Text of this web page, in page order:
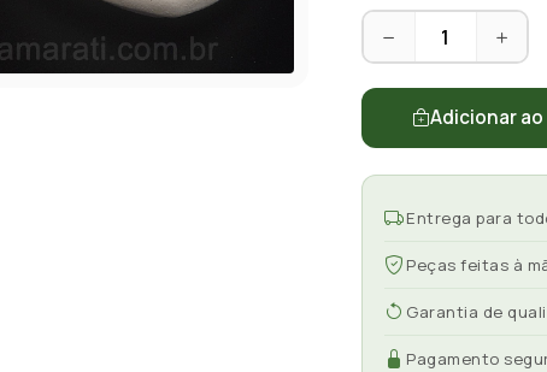
Adicionar
Entrega para
Peças feitas à
Garantia de
Pagamento